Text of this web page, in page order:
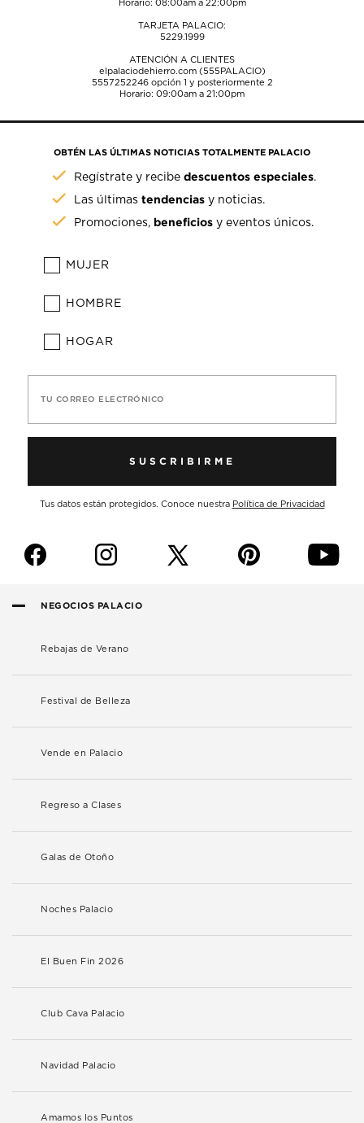
Horario: 08:00am a 22:00pm
TARJETA PALACIO:
5229.1999
ATENCIÓN A CLIENTES
elpalaciodehierro.com (555PALACIO)
5557252246opción 1 y posteriormente 2
Horario: 09:00am a 21:00pm
OBTÉN LAS ÚLTIMAS NOTICIAS TOTALMENTE PALACIO
Regístrate y recibedescuentos especiales.
Las últimastendencias y noticias.
Promociones, beneficios y eventos únicos.
MUJER
HOMBRE
HOGAR
TU CORREO ELECTRÓNICO
SUSCRIBIRME
Tus datos están protegidos. Conoce nuestra Política de Privacidad
f i p y
NEGOCIOS PALACIO
Rebajas de Verano
Festival de Belleza
Vende en Palacio
Regreso a Clases
Galas de Otoño
Noches Palacio
El Buen Fin 2026
Club Cava Palacio
Navidad Palacio
Amamos los Puntos